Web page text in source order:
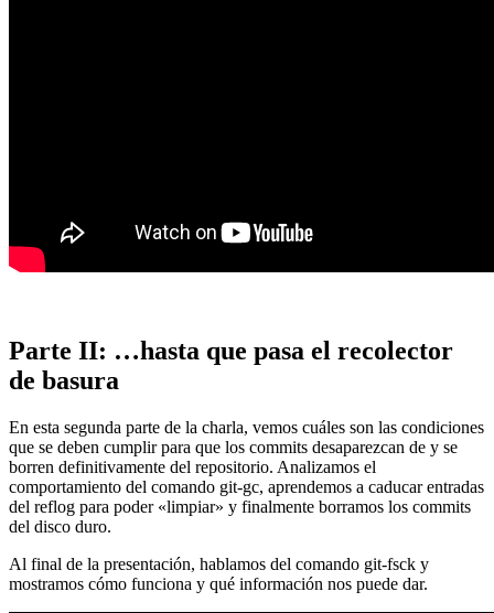
Parte II: …hasta que pasa el recolector
de basura
En esta segunda parte de la charla, vemos cuáles son las condiciones
que se deben cumplir para que los commits desaparezcan de y se
borren definitivamente del repositorio. Analizamos el
comportamiento del comando git-gc, aprendemos a caducar entradas
del reflog para poder «limpiar» y finalmente borramos los commits
del disco duro.
Al final de la presentación, hablamos del comando git-fsck y
mostramos cómo funciona y qué información nos puede dar.